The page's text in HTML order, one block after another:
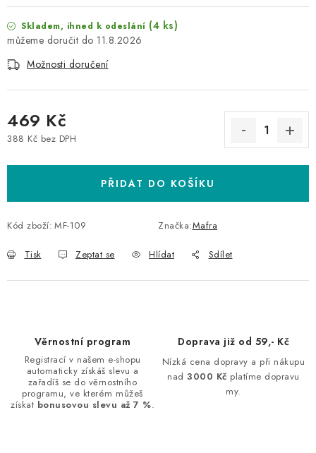
Skladem, ihned k odeslání (4 ks)
11.8.2026
Možnosti doručení
469 Kč
388 Kč bez DPH
PŘIDAT DO KOŠÍKU
Kód zboží: MF-109 Značka:Mafra
Tisk Zeptat se Hlídat Sdílet
Věrnostní program
Registrací v našem e-shopu
automaticky získáš slevu a
zařadíš se do věrnostního
programu, ve kterém můžeš
získat bonusovou slevu až 7 %.
Doprava již od 59,- Kč
Nízká cena dopravy a při nákupu
nad3000 Kč platíme dopravu
my.